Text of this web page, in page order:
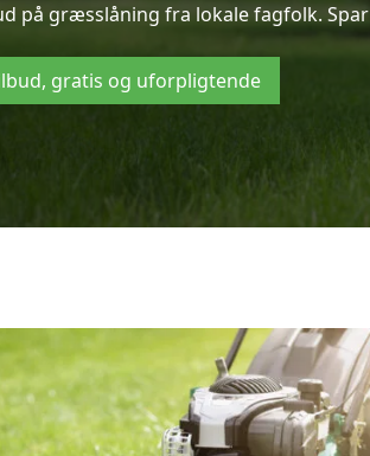
på græsslåning fra lokale fagfolk.
gratis og uforpligtende